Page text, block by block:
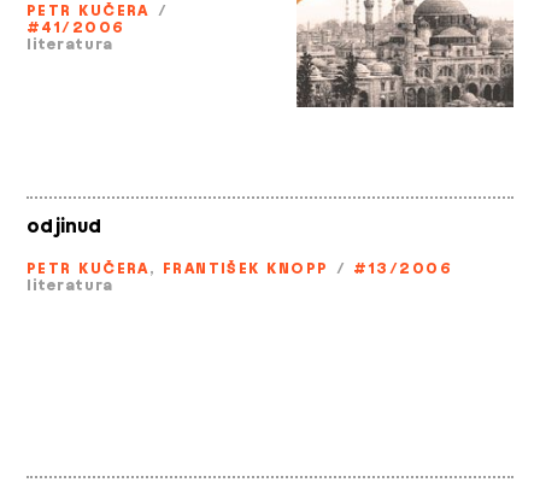
PETR KUČERA /
#41/2006
literatura
odjinud
PETR KUČERA, FRANTIŠEK KNOPP / #13/2006
literatura